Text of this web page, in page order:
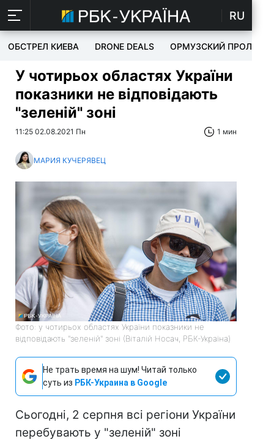
RU
ОБСТРЕЛ КИЕВА DRONE DEALS ОРМУЗСКИЙ ПРОЛИВ
У чотирьох областях України
показники не відповідають
"зеленій" зоні
11:25 02.08.2021 Пн 1 мин
МАРИЯ КУЧЕРЯВЕЦ
Фото: у чотирьох областях України показники не
відповідають "зеленій" зоні (Віталій Носач, РБК-Україна)
Не трать время на шум! Читай только
суть из РБК-Украина в Google
Сьогодні, 2 серпня всі регіони України
перебувають у "зеленій" зоні